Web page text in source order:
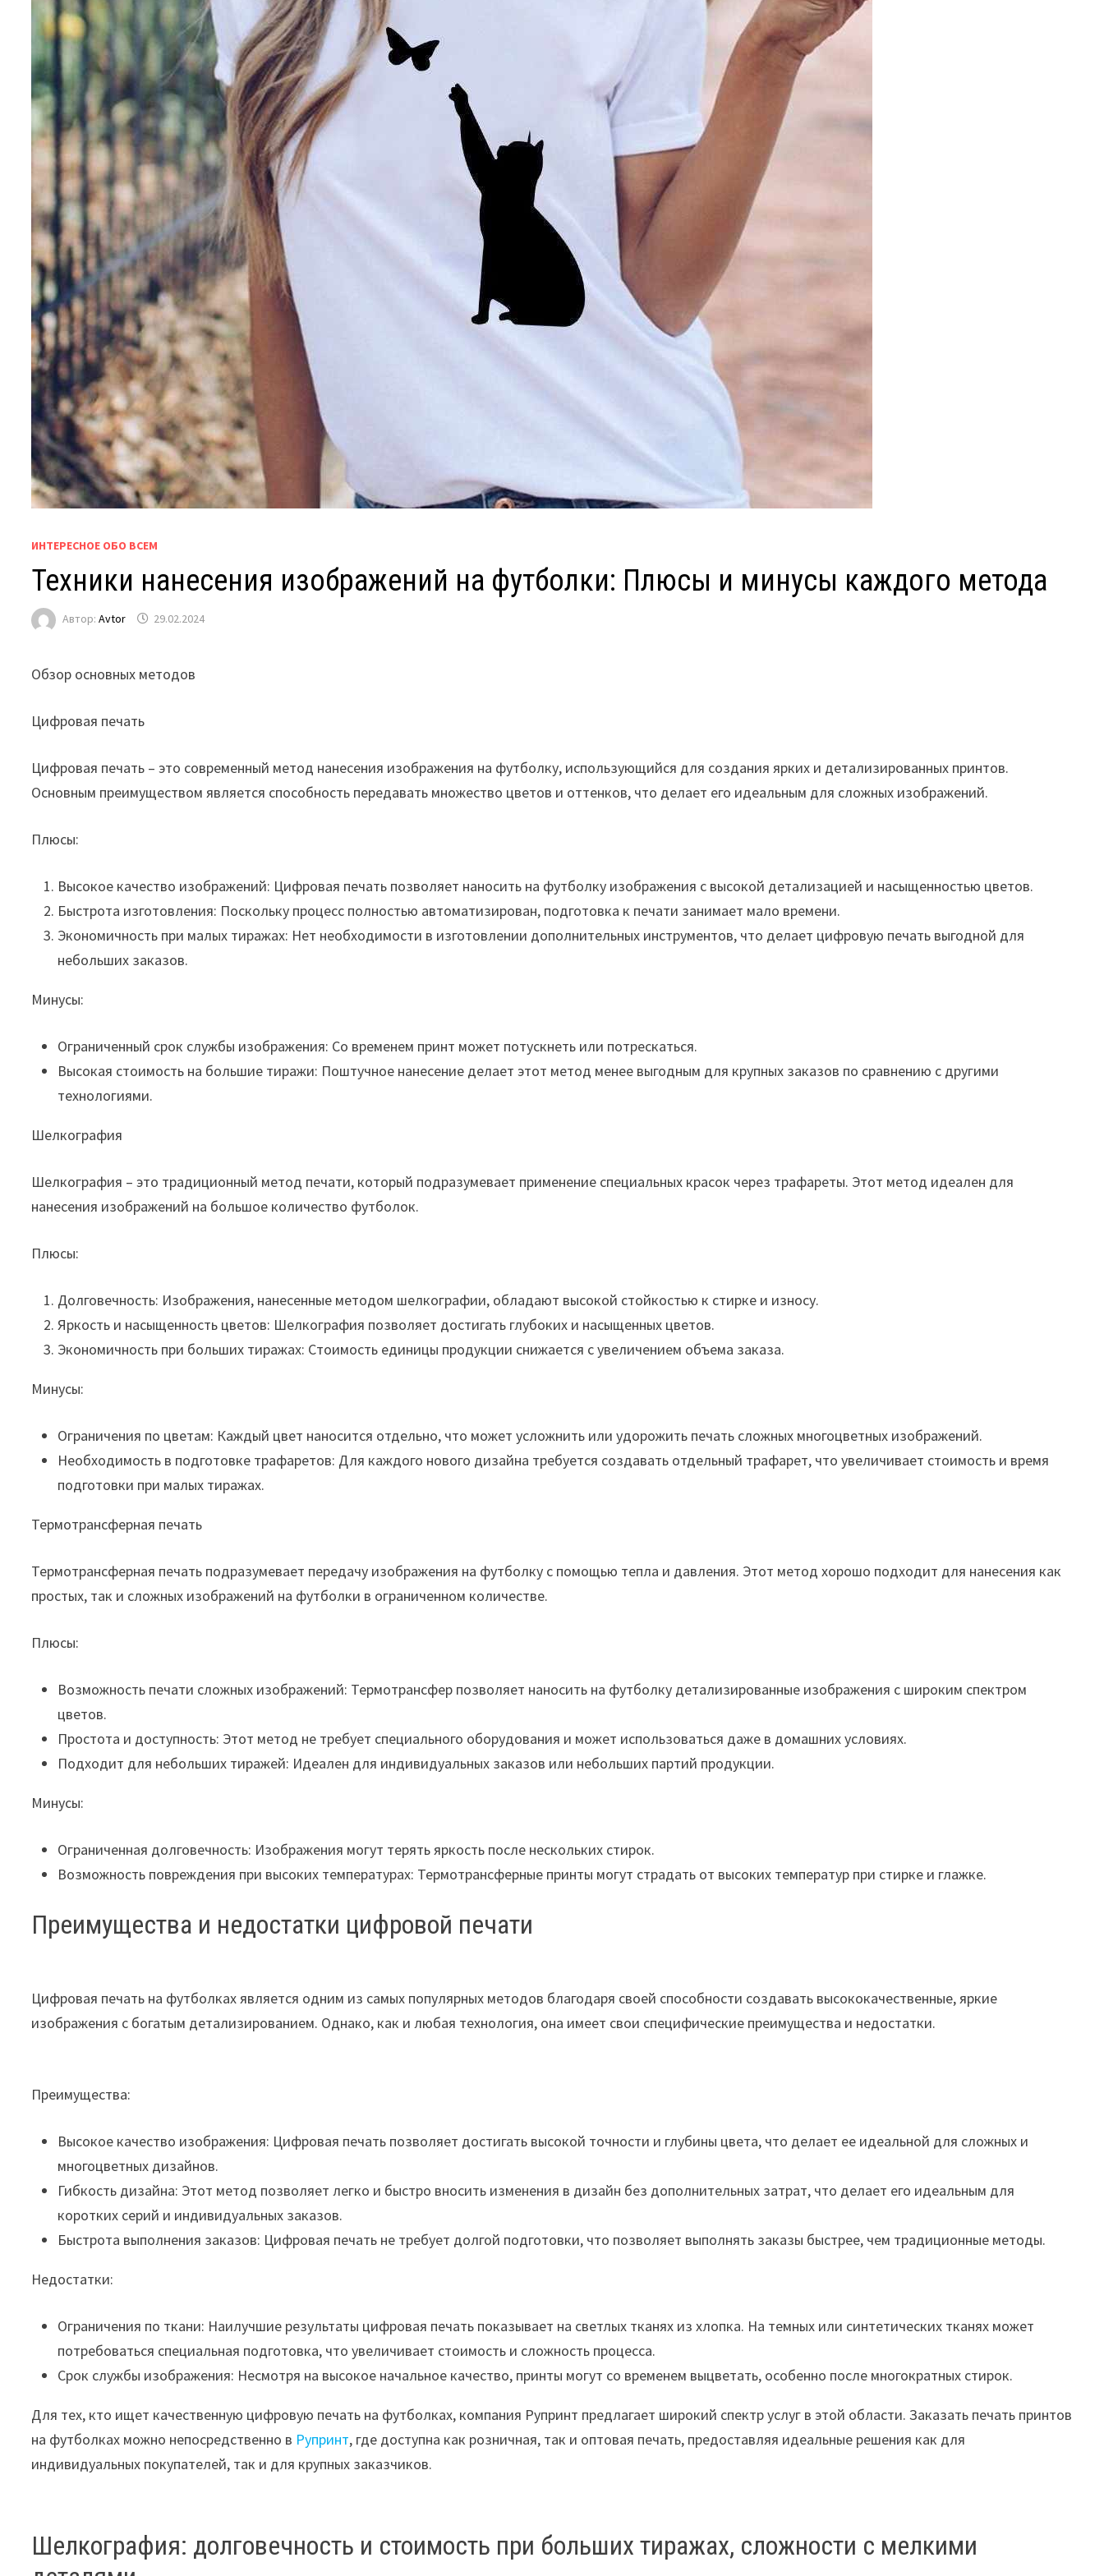
ИНТЕРЕСНОЕ ОБО ВСЕМ
Техники нанесения изображений на футболки: Плюсы и минусы каждого метода
Автор:Avtor 29.02.2024
Обзор основных методов
Цифровая печать
Цифровая печать – это современный метод нанесения изображения на футболку, использующийся для создания ярких и детализированных принтов.
Основным преимуществом является способность передавать множество цветов и оттенков, что делает его идеальным для сложных изображений.
Плюсы:
Высокое качество изображений: Цифровая печать позволяет наносить на футболку изображения с высокой детализацией и насыщенностью цветов.
Быстрота изготовления: Поскольку процесс полностью автоматизирован, подготовка к печати занимает мало времени.
Экономичность при малых тиражах: Нет необходимости в изготовлении дополнительных инструментов, что делает цифровую печать выгодной для
небольших заказов.
Минусы:
Ограниченный срок службы изображения: Со временем принт может потускнеть или потрескаться.
Высокая стоимость на большие тиражи: Поштучное нанесение делает этот метод менее выгодным для крупных заказов по сравнению с другими
технологиями.
Шелкография
Шелкография – это традиционный метод печати, который подразумевает применение специальных красок через трафареты. Этот метод идеален для
нанесения изображений на большое количество футболок.
Плюсы:
Долговечность: Изображения, нанесенные методом шелкографии, обладают высокой стойкостью к стирке и износу.
Яркость и насыщенность цветов: Шелкография позволяет достигать глубоких и насыщенных цветов.
Экономичность при больших тиражах: Стоимость единицы продукции снижается с увеличением объема заказа.
Минусы:
Ограничения по цветам: Каждый цвет наносится отдельно, что может усложнить или удорожить печать сложных многоцветных изображений.
Необходимость в подготовке трафаретов: Для каждого нового дизайна требуется создавать отдельный трафарет, что увеличивает стоимость и время
подготовки при малых тиражах.
Термотрансферная печать
Термотрансферная печать подразумевает передачу изображения на футболку с помощью тепла и давления. Этот метод хорошо подходит для нанесения как
простых, так и сложных изображений на футболки в ограниченном количестве.
Плюсы:
Возможность печати сложных изображений: Термотрансфер позволяет наносить на футболку детализированные изображения с широким спектром
цветов.
Простота и доступность: Этот метод не требует специального оборудования и может использоваться даже в домашних условиях.
Подходит для небольших тиражей: Идеален для индивидуальных заказов или небольших партий продукции.
Минусы:
Ограниченная долговечность: Изображения могут терять яркость после нескольких стирок.
Возможность повреждения при высоких температурах: Термотрансферные принты могут страдать от высоких температур при стирке и глажке.
Преимущества и недостатки цифровой печати
Цифровая печать на футболках является одним из самых популярных методов благодаря своей способности создавать высококачественные, яркие
изображения с богатым детализированием. Однако, как и любая технология, она имеет свои специфические преимущества и недостатки.
Преимущества:
Высокое качество изображения: Цифровая печать позволяет достигать высокой точности и глубины цвета, что делает ее идеальной для сложных и
многоцветных дизайнов.
Гибкость дизайна: Этот метод позволяет легко и быстро вносить изменения в дизайн без дополнительных затрат, что делает его идеальным для
коротких серий и индивидуальных заказов.
Быстрота выполнения заказов: Цифровая печать не требует долгой подготовки, что позволяет выполнять заказы быстрее, чем традиционные методы.
Недостатки:
Ограничения по ткани: Наилучшие результаты цифровая печать показывает на светлых тканях из хлопка. На темных или синтетических тканях может
потребоваться специальная подготовка, что увеличивает стоимость и сложность процесса.
Срок службы изображения: Несмотря на высокое начальное качество, принты могут со временем выцветать, особенно после многократных стирок.
Для тех, кто ищет качественную цифровую печать на футболках, компания Рупринт предлагает широкий спектр услуг в этой области. Заказать печать принтов
на футболках можно непосредственно в Рупринт, где доступна как розничная, так и оптовая печать, предоставляя идеальные решения как для
индивидуальных покупателей, так и для крупных заказчиков.
Шелкография: долговечность и стоимость при больших тиражах, сложности с мелкими